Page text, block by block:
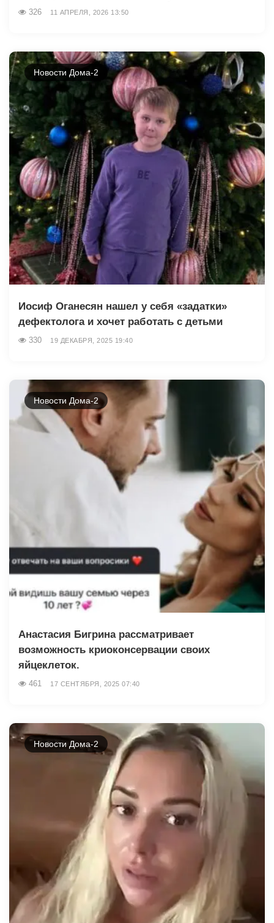
326 11 АПРЕЛЯ, 2026 13:50
Новости Дома-2
Иосиф Оганесян нашел у себя «задатки»
дефектолога и хочет работать с детьми
330 19 ДЕКАБРЯ, 2025 19:40
Новости Дома-2
Анастасия Бигрина рассматривает
возможность криоконсервации своих
яйцеклеток.
461 17 СЕНТЯБРЯ, 2025 07:40
Новости Дома-2